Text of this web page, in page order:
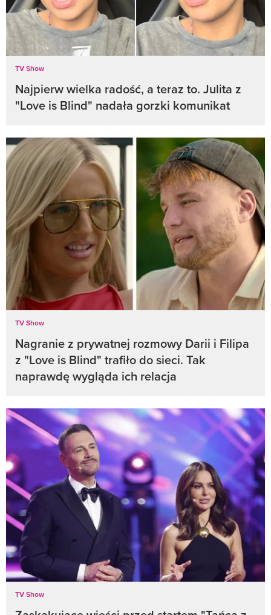
TV Show
Najpierw wielka radość, a teraz to. Julita z
"Love is Blind" nadała gorzki komunikat
TV Show
Nagranie z prywatnej rozmowy Darii i Filipa
z "Love is Blind" trafiło do sieci. Tak
naprawdę wygląda ich relacja
TV Show